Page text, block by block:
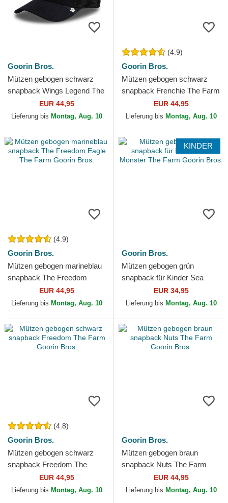
Goorin Bros.
Mützen gebogen schwarz
snapback Wings Legend The
Farm Goorin Bros.
EUR 44,95
Lieferung bis Montag, Aug. 10
(4.9)
Goorin Bros.
Mützen gebogen schwarz
snapback Frenchie The Farm
Goorin Bros.EUR 44,95
Lieferung bis Montag, Aug. 10
(4.9)
Goorin Bros.
Mützen gebogen marineblau
snapback The Freedom
Eagle The Farm Goorin Bros.
EUR 44,95
Lieferung bis Montag, Aug. 10
KINDER
Goorin Bros.
Mützen gebogen grün
snapback für Kinder Sea
Monster The Farm Goorin
Bros.
EUR 34,95
Lieferung bis Montag, Aug. 10
(4.8)
Goorin Bros.
Mützen gebogen schwarz
snapback Freedom The
Farm Goorin Bros.
EUR 44,95
Lieferung bis Montag, Aug. 10
Goorin Bros.
Mützen gebogen braun
snapback Nuts The Farm
Goorin Bros.EUR 44,95
Lieferung bis Montag, Aug. 10